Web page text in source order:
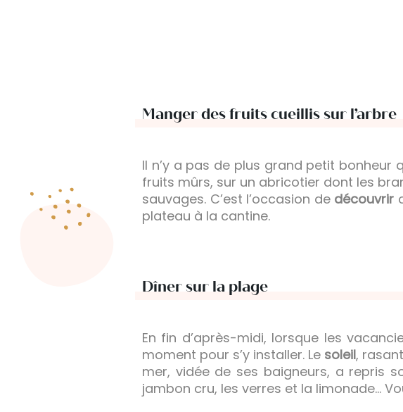
Manger des fruits cueillis sur l’arbre
Il n’y a pas de plus grand petit bonheur
fruits mûrs, sur un abricotier dont les
sauvages. C’est l’occasion de découvrir
plateau à la cantine.
Dîner sur la plage
En fin d’après-midi, lorsque les
moment pour s’y installer. Le soleil,
mer, vidée de ses baigneurs, a repris
jambon cru, les verres et la limonade…